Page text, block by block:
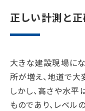
正しい計測と
大きな建設現場に
所が増え、地道で大
しかし、高さや水
ものであり、レベル